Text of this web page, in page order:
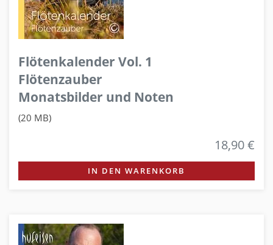
Flötenkalender Vol. 1
Flötenzauber
Monatsbilder und Noten
(20 MB)
18,90 €
IN DEN WARENKORB